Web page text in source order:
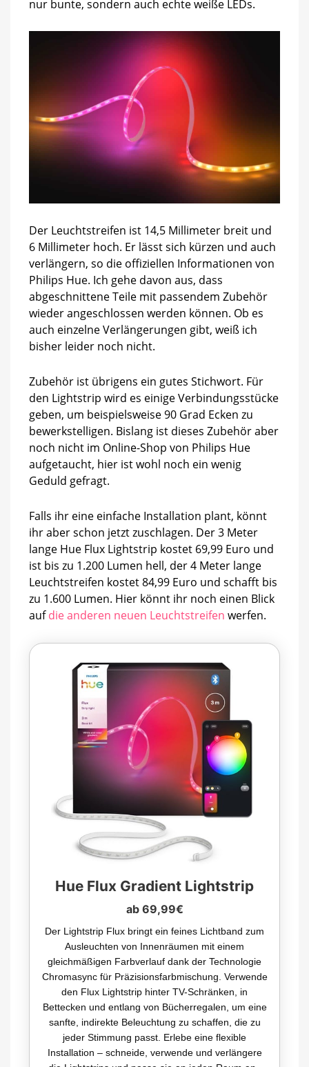
nur bunte, sondern auch echte weiße LEDs.
Der Leuchtstreifen ist 14,5 Millimeter breit und
6 Millimeter hoch. Er lässt sich kürzen und auch
verlängern, so die offiziellen Informationen von
Philips Hue. Ich gehe davon aus, dass
abgeschnittene Teile mit passendem Zubehör
wieder angeschlossen werden können. Ob es
auch einzelne Verlängerungen gibt, weiß ich
bisher leider noch nicht.
Zubehör ist übrigens ein gutes Stichwort. Für
den Lightstrip wird es einige Verbindungsstücke
geben, um beispielsweise 90 Grad Ecken zu
bewerkstelligen. Bislang ist dieses Zubehör aber
noch nicht im Online-Shop von Philips Hue
aufgetaucht, hier ist wohl noch ein wenig
Geduld gefragt.
Falls ihr eine einfache Installation plant, könnt
ihr aber schon jetzt zuschlagen. Der 3 Meter
lange Hue Flux Lightstrip kostet 69,99 Euro und
ist bis zu 1.200 Lumen hell, der 4 Meter lange
Leuchtstreifen kostet 84,99 Euro und schafft bis
zu 1.600 Lumen. Hier könnt ihr noch einen Blick
aufdie anderen neuen Leuchtstreifen werfen.
Hue Flux Gradient Lightstrip
ab 69,99€
Der Lightstrip Flux bringt ein feines Lichtband zum
Ausleuchten von Innenräumen mit einem
gleichmäßigen Farbverlauf dank der Technologie
Chromasync für Präzisionsfarbmischung. Verwende
den Flux Lightstrip hinter TV-Schränken, in
Bettecken und entlang von Bücherregalen, um eine
sanfte, indirekte Beleuchtung zu schaffen, die zu
jeder Stimmung passt. Erlebe eine flexible
Installation – schneide, verwende und verlängere